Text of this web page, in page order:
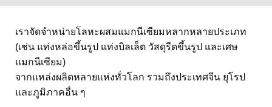
เราจัดจำหน่ายโลหะผสมแมกนีเซียมหลากหลายประเภท
(เช่น แท่งหล่อขึ้นรูป แท่งบิลเล็ต วัสดุรีดขึ้นรูป และเศษ
แมกนีเซียม)
จากแหล่งผลิตหลายแห่งทั่วโลก รวมถึงประเทศจีน ยุโรป
และภูมิภาคอื่น ๆ